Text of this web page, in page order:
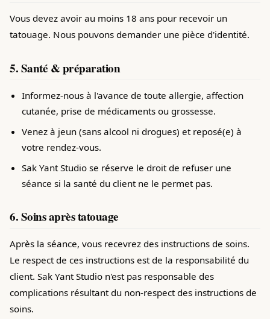
Vous devez avoir au moins 18 ans pour recevoir un
tatouage. Nous pouvons demander une pièce d'identité.
5. Santé & préparation
Informez-nous à l'avance de toute allergie, affection
cutanée, prise de médicaments ou grossesse.
Venez à jeun (sans alcool ni drogues) et reposé(e) à
votre rendez-vous.
Sak Yant Studio se réserve le droit de refuser une
séance si la santé du client ne le permet pas.
6. Soins après tatouage
Après la séance, vous recevrez des instructions de soins.
Le respect de ces instructions est de la responsabilité du
client. Sak Yant Studio n'est pas responsable des
complications résultant du non-respect des instructions de
soins.